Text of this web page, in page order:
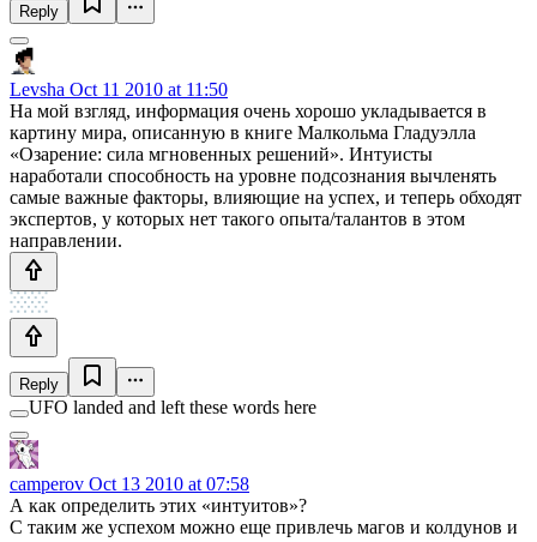
Reply
Levsha Oct 11 2010 at 11:50
На мой взгляд, информация очень хорошо укладывается в
картину мира, описанную в книге Малкольма Гладуэлла
«Озарение: сила мгновенных решений». Интуисты
наработали способность на уровне подсознания вычленять
самые важные факторы, влияющие на успех, и теперь обходят
экспертов, у которых нет такого опыта/талантов в этом
направлении.
Reply
UFO landed and left these words here
camperov Oct 13 2010 at 07:58
А как определить этих «интуитов»?
С таким же успехом можно еще привлечь магов и колдунов и